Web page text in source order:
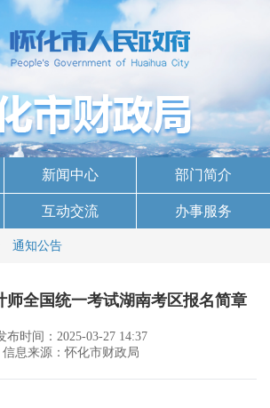
新闻中心 部门简介
互动交流 办事服务
通知公告
师全国统一考试湖南考区报名简章
布时间：2025-03-27 14:37
信息来源：怀化市财政局